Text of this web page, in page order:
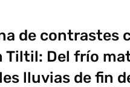
de contrastes
Tiltil: Del frío
lluvias de fin